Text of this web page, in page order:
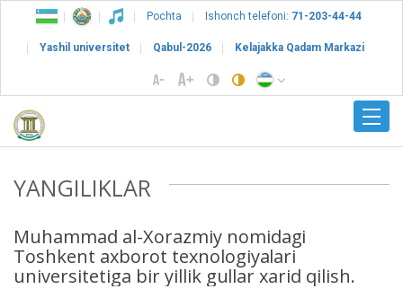
Pochta Ishonch telefoni: 71-203-44-44
Yashil universitet Qabul-2026 Kelajakka Qadam Markazi
YANGILIKLAR
Muhammad al-Xorazmiy nomidagi
Toshkent axborot texnologiyalari
universitetiga bir yillik gullar xarid qilish.